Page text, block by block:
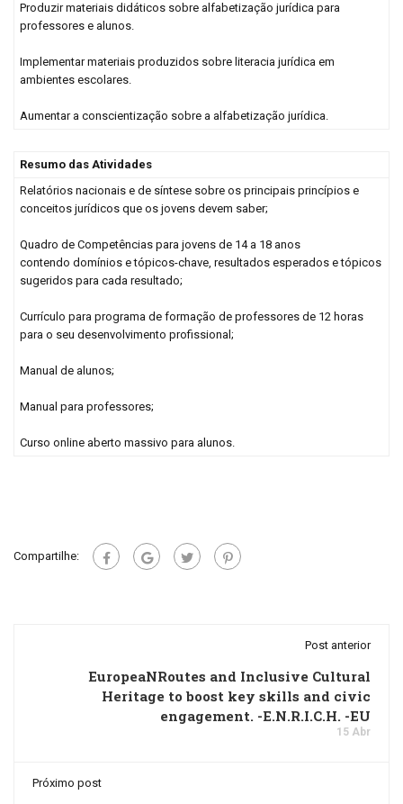
Produzir materiais didáticos sobre alfabetização jurídica para
professores e alunos.
Implementar materiais produzidos sobre literacia jurídica em
ambientes escolares.
Aumentar a conscientização sobre a alfabetização jurídica.
Resumo das Atividades
Relatórios nacionais e de síntese sobre os principais princípios e
conceitos jurídicos que os jovens devem saber;
Quadro de Competências para jovens de 14 a 18 anos
contendo domínios e tópicos-chave, resultados esperados e tópicos
sugeridos para cada resultado;
Currículo para programa de formação de professores de 12 horas
para o seu desenvolvimento profissional;
Manual de alunos;
Manual para professores;
Curso online aberto massivo para alunos.
Compartilhe:
Post anterior
EuropeaNRoutes and Inclusive Cultural
Heritage to boost key skills and civic
engagement. -E.N.R.I.C.H. -EU
15 Abr
Próximo post